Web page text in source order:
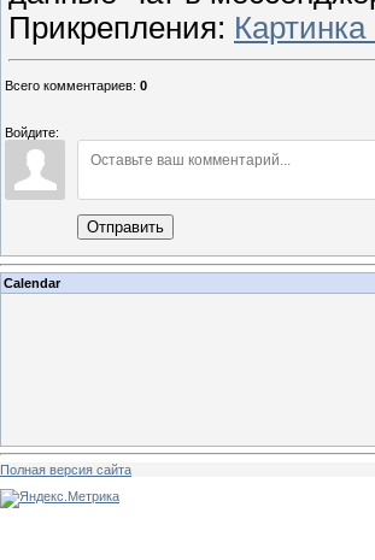
Прикрепления: Картинка
Всего комментариев: 0
Войдите:
Отправить
Calendar
Полная версия сайта